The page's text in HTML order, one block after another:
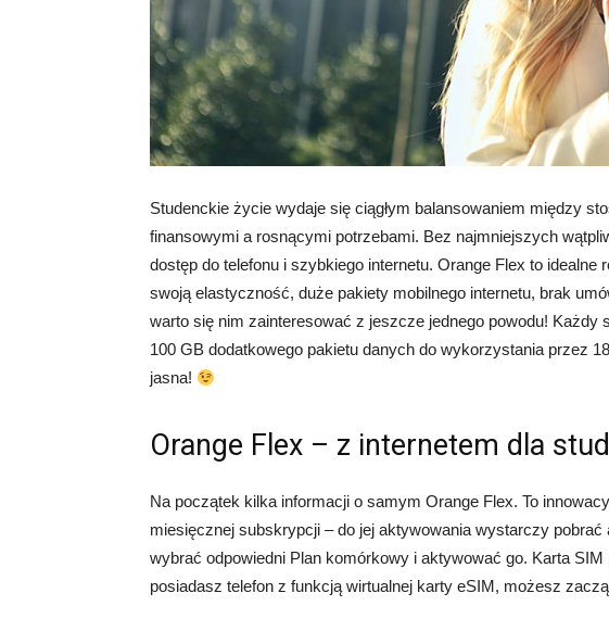
Studenckie życie wydaje się ciągłym balansowaniem między
finansowymi a rosnącymi potrzebami. Bez najmniejszych
dostęp do telefonu i szybkiego internetu. Orange Flex to idealne
swoją elastyczność, duże pakiety mobilnego internetu, brak
warto się nim zainteresować z jeszcze jednego powodu! Każdy
100 GB dodatkowego pakietu danych do wykorzystania przez
jasna!
Orange Flex – z internetem dla
Na początek kilka informacji o samym Orange Flex. To
miesięcznej subskrypcji – do jej aktywowania wystarczy pobrać
wybrać odpowiedni Plan komórkowy i aktywować go. Karta SIM
posiadasz telefon z funkcją wirtualnej karty eSIM, możesz